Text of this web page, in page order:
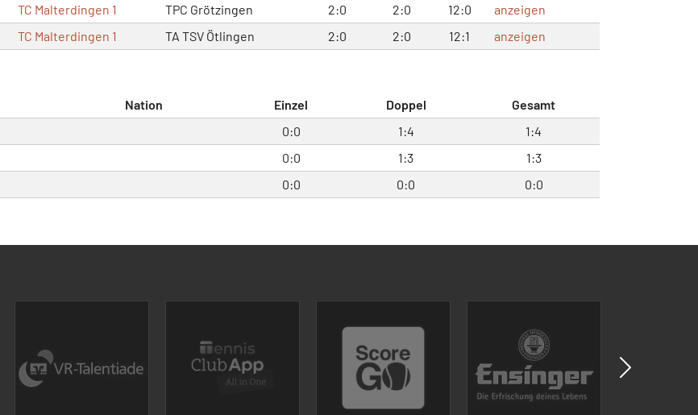
TC Malterdingen 1 TPC Grötzingen 2:0 2:0 12:0
anzeigen
TC Malterdingen 1 TA TSV Ötlingen 2:0 2:0 12:1 anzeigen
Nation Einzel Doppel
Gesamt
0:0 1:4
1:4
0:0 1:3
1:3
0:0 0:0 0:0